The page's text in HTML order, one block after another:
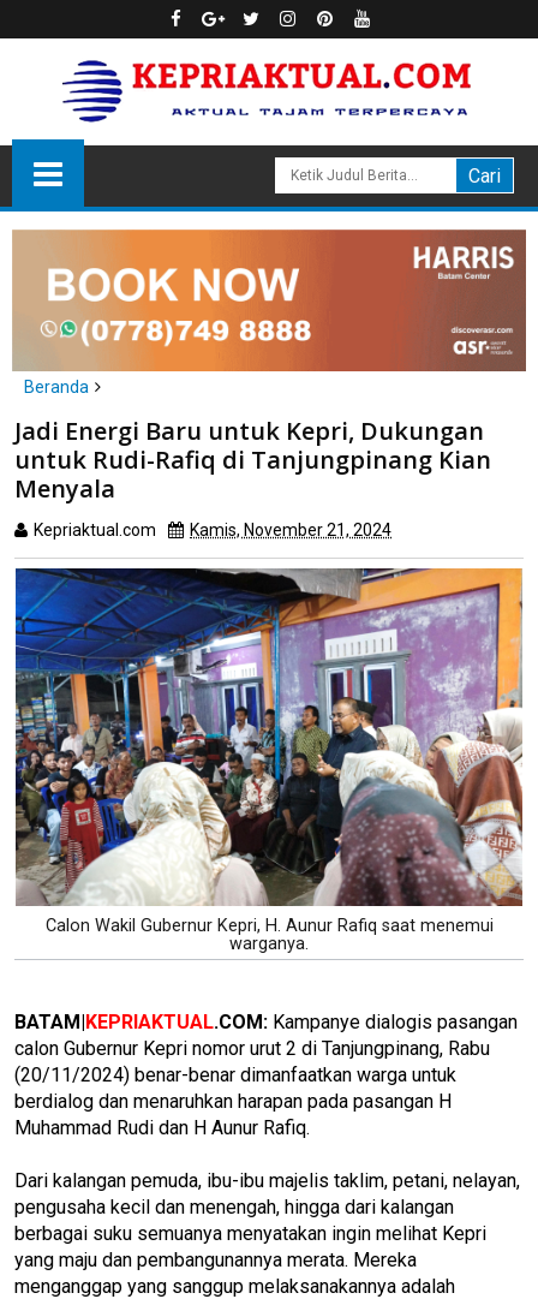
Beranda
Batam
Jadi Energi Baru untuk Kepri, Dukungan untuk Rudi-Rafiq di
Tanjungpinang Kian Menyala
Jadi Energi Baru untuk Kepri, Dukungan
untuk Rudi-Rafiq di Tanjungpinang Kian
Menyala
Kepriaktual.com Kamis, November 21, 2024
Calon Wakil Gubernur Kepri, H. Aunur Rafiq saat menemui
warganya.
BATAM|KEPRIAKTUAL.COM: Kampanye dialogis pasangan
calon Gubernur Kepri nomor urut 2 di Tanjungpinang, Rabu
(20/11/2024) benar-benar dimanfaatkan warga untuk
berdialog dan menaruhkan harapan pada pasangan H
Muhammad Rudi dan H Aunur Rafiq.
Dari kalangan pemuda, ibu-ibu majelis taklim, petani, nelayan,
pengusaha kecil dan menengah, hingga dari kalangan
berbagai suku semuanya menyatakan ingin melihat Kepri
yang maju dan pembangunannya merata. Mereka
menganggap yang sanggup melaksanakannya adalah